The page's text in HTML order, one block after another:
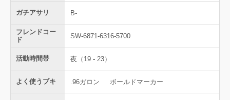
ガチアサリ B-
フレンドコー
ド
SW-6871-6316-5700
活動時間帯 夜（19 - 23）
よく使うブキ .96ガロン ボールドマーカー